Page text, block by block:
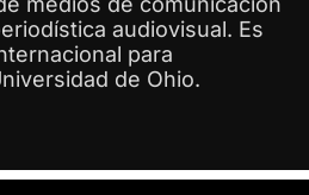
audiovisual. Es
para
de Ohio.